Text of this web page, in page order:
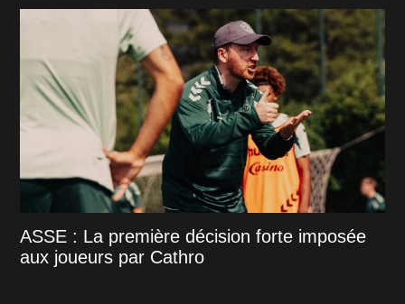
ASSE : La première décision forte imposée
aux joueurs par Cathro